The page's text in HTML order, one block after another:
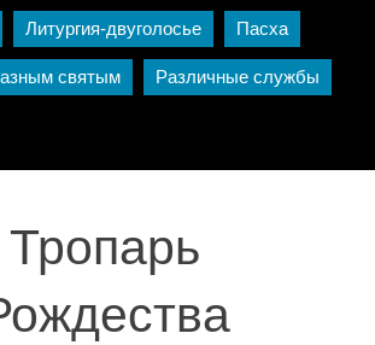
Литургия-двуголосье Пасха
святым Различные службы
Тропарь